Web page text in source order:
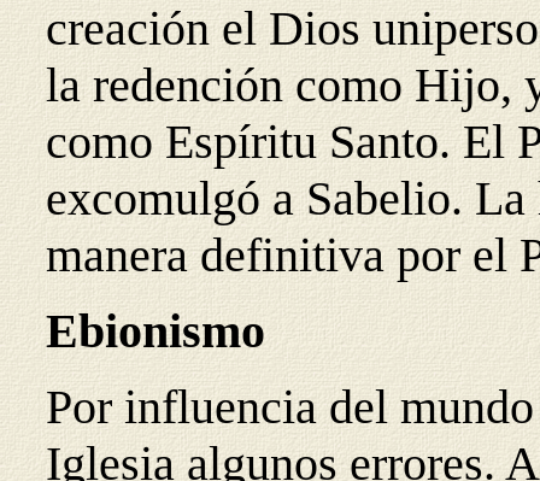
creación el Dios
la redención como Hijo,
como Espíritu Santo. El
excomulgó a Sabelio.
manera definitiva por el
Ebionismo
Por influencia del
Iglesia algunos errores.